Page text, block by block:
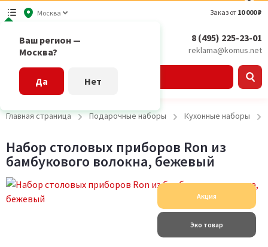
Москва
Ваш регион —
Москва?
Да Нет
Заказ от 10 000 ₽
8 (495) 225-23-01
reklama@komus.net
Главная страница Подарочные наборы Кухонные наборы
Набор столовых приборов Ron из
бамбукового волокна, бежевый
Акция
Эко товар